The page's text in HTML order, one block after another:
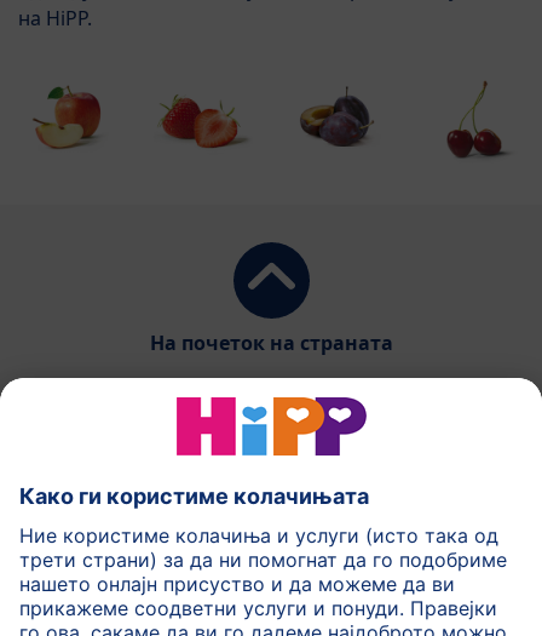
на HiPP.
На почеток на страната
HiPP Млечни формули
HiPP Храна за бебиња
HiPP за деца
HiPP Нега за кожа
HiPP Бременост